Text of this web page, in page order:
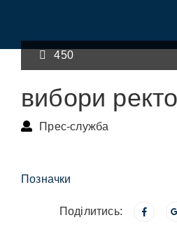
450
вибори
Прес-служба
Позначки
Поділитись: